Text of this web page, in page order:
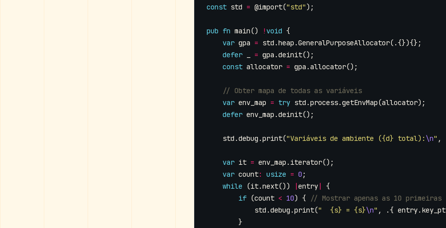
const std = @import("std");
pub fn main() ! void {
var gpa = std .heap .GeneralPurposeAllocator(.{}){};
defer
= gpa .deinit();
const allocator = gpa .allocator();
var env_map = try std .process.getEnvMap(allocator);
defer env_map .deinit();
std .debug .print("Variáveis de ambiente ({d} total): \n" ,
var it = env_map . iterator();
var count: usize = 0 ;
while
(it.next()) |entry|
{
if (count < 10) {
std .debug .print("  {s} = {s}\n" , .{ entry.
}